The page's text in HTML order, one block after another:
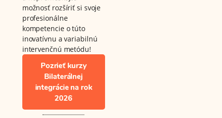
možnosť rozšíriť si svoje
profesionálne
kompetencie o túto
inovatívnu a variabilnú
intervenčnú metódu!
Pozrieť kurzy
Bilaterálnej
integrácie na rok
2026